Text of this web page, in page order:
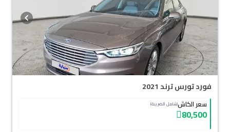
فورد تورس ترند 2021
سعر الكاش(شامل الضريبة)
80,500